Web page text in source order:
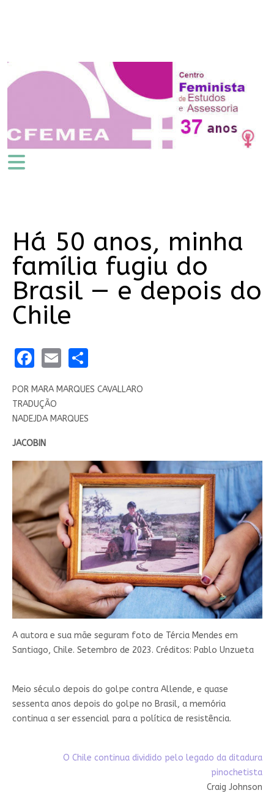
Há 50 anos, minha
família fugiu do
Brasil — e depois do
Chile
Facebook
EmailShare
POR MARA MARQUES CAVALLARO
TRADUÇÃO
NADEJDA MARQUES
JACOBIN
A autora e sua mãe seguram foto de Tércia Mendes em
Santiago, Chile. Setembro de 2023. Créditos: Pablo Unzueta
Meio século depois do golpe contra Allende, e quase
sessenta anos depois do golpe no Brasil, a memória
continua a ser essencial para a política de resistência.
O Chile continua dividido pelo legado da ditadura
pinochetista
Craig Johnson